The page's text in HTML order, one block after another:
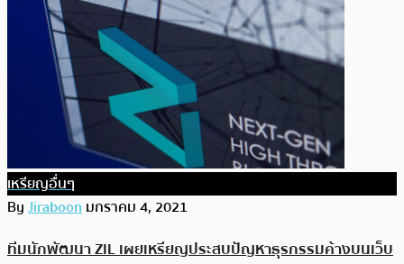
เหรียญอื่นๆ
ByJiraboonมกราคม 4, 2021
ทีมนักพัฒนา ZIL เผยเหรียญประสบปัญหาธุรกรรมค้างบนเว็บ